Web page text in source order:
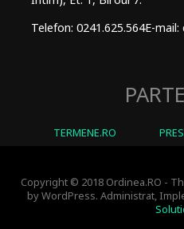
Telefon: 0241.625.564E-mail:
TERMENE.RO
Copyright © 2018 Ordinea.RO -
by WordPress. Administrat,